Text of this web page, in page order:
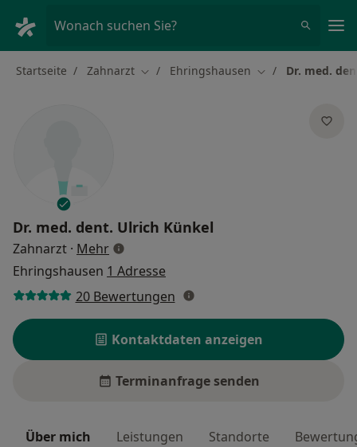
Wonach suchen Sie?
Startseite Zahnarzt Stadt ändern
Ehringshausen Stadt ändern
Dr. med.
Dr. med. dent. Ulrich Künkel
Zahnarzt · Mehrüber Spezialisierungen
Ehringshausen 1 Adresse
20 Bewertungen
Kontaktdaten anzeigen
Terminanfrage senden
Über mich Leistungen Standorte